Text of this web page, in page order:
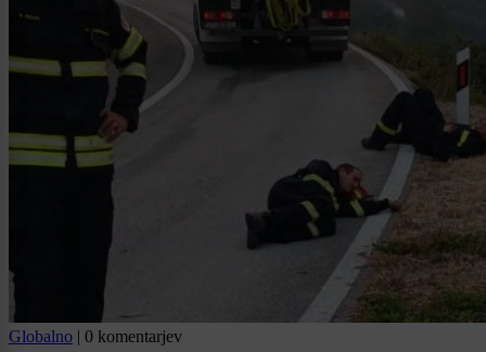
Globalno | 0 komentarjev